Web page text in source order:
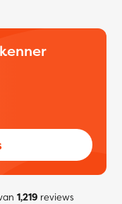
1,219reviews